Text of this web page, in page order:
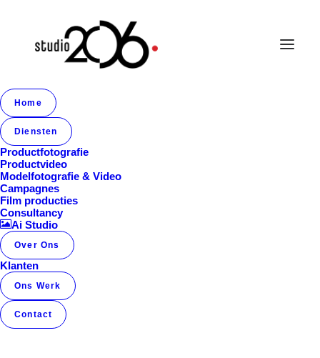
Home
Diensten
Productfotografie
Productvideo
Modelfotografie & Video
Campagnes
Film producties
Consultancy
Ai Studio
Over Ons
Klanten
Ons Werk
Contact
Album Gallery 5